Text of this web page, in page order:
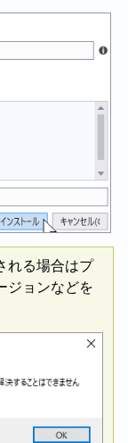
れる場合はプ
ジョンなどを